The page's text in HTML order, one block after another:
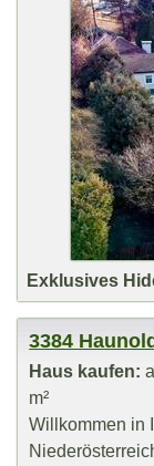
Exklusives
3384
Haus kaufen:
m²
Willkommen in